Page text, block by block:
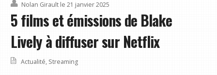
Nolan Girault le 21 janvier 2025
5 films et émissions de Blake
Lively à diffuser sur Netflix
Actualité, Streaming